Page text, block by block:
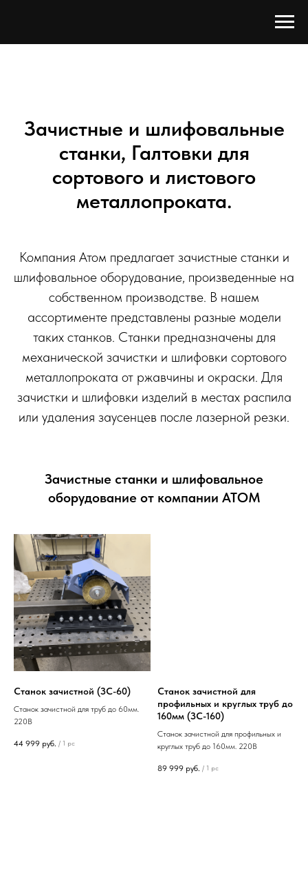
Зачистные и шлифовальные
станки, Галтовки для
сортового и листового
металлопроката.
Компания Атом предлагает зачистные станки и
шлифовальное оборудование, произведенные на
собственном производстве. В нашем
ассортименте представлены разные модели
таких станков. Станки предназначены для
механической зачистки и шлифовки сортового
металлопроката от ржавчины и окраски. Для
зачистки и шлифовки изделий в местах распила
или удаления заусенцев после лазерной резки.
Зачистные станки и шлифовальное
оборудование от компании АТОМ
Станок зачистной (ЗС-60)
Станок зачистной для труб до 60мм.
220В
44 999 руб. / 1 pc
Станок зачистной для
профильных и круглых труб до
160мм (ЗС-160)
Станок зачистной для профильных и
круглых труб до 160мм. 220В
89 999 руб. / 1 pc